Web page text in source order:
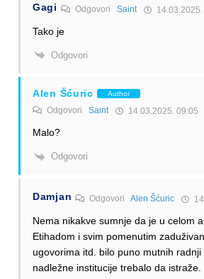
Gagi Odgovori Saint
Tako je
Odgovori
Alen Šćuric Author
Odgovori Saint 14.03.2025. 09:05
Malo?
Odgovori
Damjan OdgovoriAlen Šćuric
Nema nikakve sumnje da je u celom
Etihadom i svim pomenutim
ugovorima itd. bilo puno mutnih
nadležne institucije trebalo da istraže.